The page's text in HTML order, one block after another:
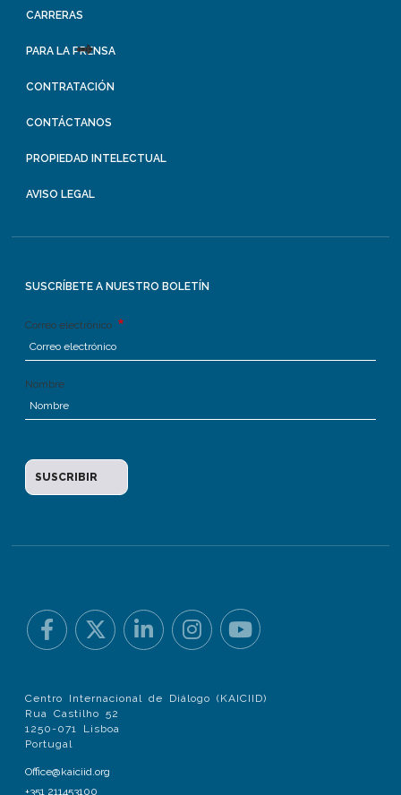
CARRERAS
PARA LA PRENSA
CONTRATACIÓN
CONTÁCTANOS
PROPIEDAD INTELECTUAL
AVISO LEGAL
SUSCRÍBETE A NUESTRO BOLETÍN
Correo electrónico
Nombre
Centro Internacional de Diálogo (KAICIID)
Rua Castilho 52
1250-071 Lisboa
Portugal
Office@kaiciid.org
+351 211453100